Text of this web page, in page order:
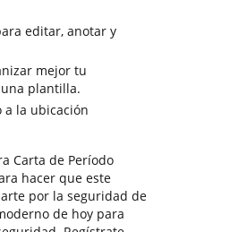
editar, anotar y
mejor tu
plantilla.
a la ubicación
Carta de Período
hacer que este
por la seguridad de
de hoy para